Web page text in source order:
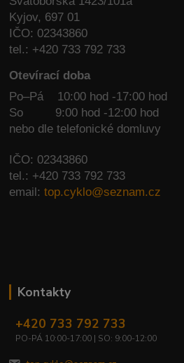
Kyjov, 697 01
IČO: 02343860
tel.: +420 733 792 733
Otevírací doba
Po–Pá 10:00 hod -17:00 hod
So
9:00 hod -12:00 hod
nebo dle telefonické domluvy
IČO: 02343860
tel.: +420 733 792 733
email:top.cyklo@seznam.cz
Kontakty
+420 733 792 733
PO-PÁ 10:00-17:00 | SO: 9:00-12:00